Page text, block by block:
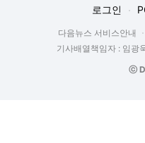
로그인
다음뉴스 서비스안내
기사배열책임자 : 임광
ⓒ